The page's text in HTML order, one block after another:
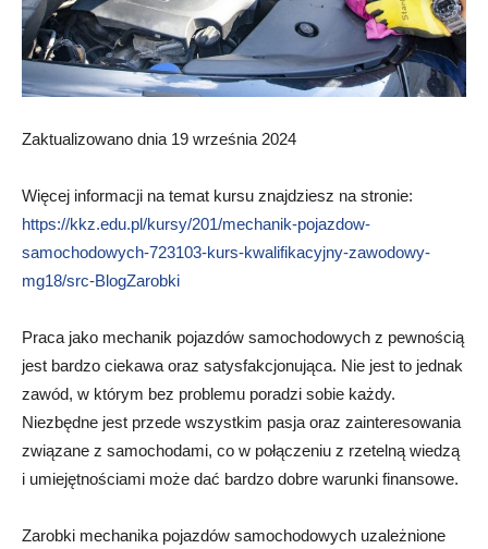
Zaktualizowano dnia 19 września 2024
Więcej informacji na temat kursu znajdziesz na stronie:
https://kkz.edu.pl/kursy/201/mechanik-pojazdow-
samochodowych-723103-kurs-kwalifikacyjny-zawodowy-
mg18/src-BlogZarobki
Praca jako mechanik pojazdów samochodowych z pewnością
jest bardzo ciekawa oraz satysfakcjonująca. Nie jest to jednak
zawód, w którym bez problemu poradzi sobie każdy.
Niezbędne jest przede wszystkim pasja oraz zainteresowania
związane z samochodami, co w połączeniu z rzetelną wiedzą
i umiejętnościami może dać bardzo dobre warunki finansowe.
Zarobki mechanika pojazdów samochodowych uzależnione